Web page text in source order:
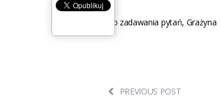
do zadawania pytań, Grażyna
PREVIOUS POST